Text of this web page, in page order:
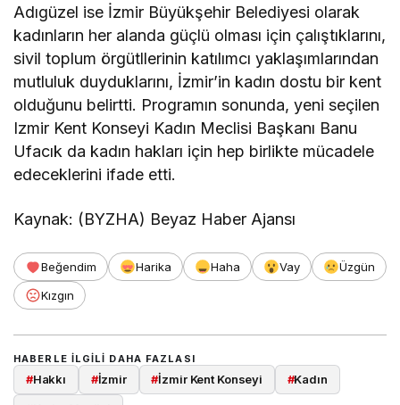
Adıgüzel ise İzmir Büyükşehir Belediyesi olarak
kadınların her alanda güçlü olması için çalıştıklarını,
sivil toplum örgütllerinin katılımcı yaklaşımlarından
mutluluk duyduklarını, İzmir’in kadın dostu bir kent
olduğunu belirtti. Programın sonunda, yeni seçilen
Izmir Kent Konseyi Kadın Meclisi Başkanı Banu
Ufacık da kadın hakları için hep birlikte mücadele
edeceklerini ifade etti.
Kaynak: (BYZHA) Beyaz Haber Ajansı
Beğendim Harika Haha Vay
Üzgün
Kızgın
HABERLE ILGILI DAHA FAZLASI
#Hakkı #İzmir #İzmir Kent Konseyi #Kadın